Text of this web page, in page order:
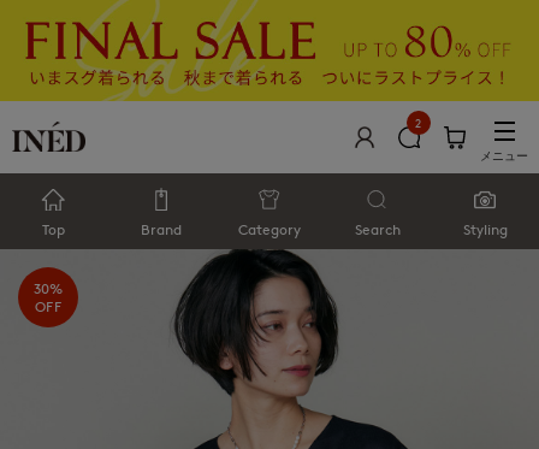
2
メニュー
Top Brand Category Search Styling
30%
OFF